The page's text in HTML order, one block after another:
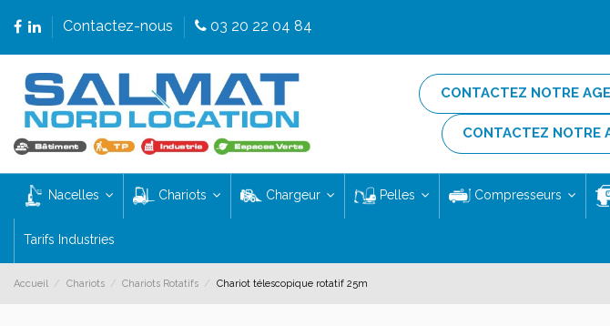
Contactez-nous 03 20 22 04 84
CONTACTEZ NOTRE
CONTACTEZ NOTRE
Nacelles Chariots Chargeur Pelles Compresseurs
Tarifs Industries
Accueil Chariots Chariots Rotatifs Chariot télescopique rotatif 25m